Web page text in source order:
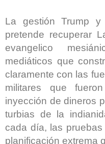
La gestión Trump y
pretende recuperar
evangelico
mediáticos que
claramente con las
militares que
inyección de dineros
turbias de la
cada día, las
planificación extrema